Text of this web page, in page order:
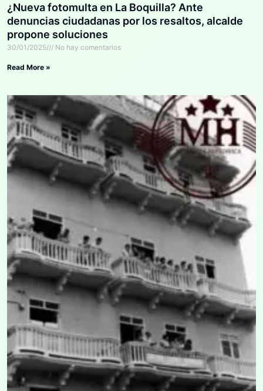
¿Nueva fotomulta en La Boquilla? Ante
denuncias ciudadanas por los resaltos, alcalde
propone soluciones
30/01/2025 No hay comentarios
Read More »